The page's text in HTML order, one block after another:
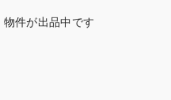
物件が出品中です